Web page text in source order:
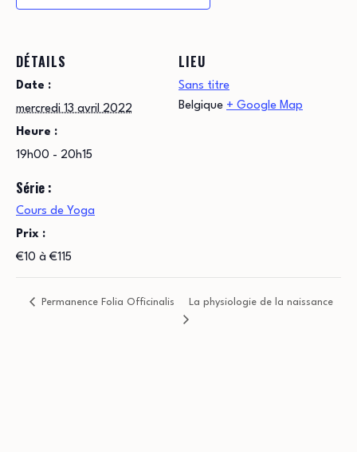
DÉTAILS
Date :
mercredi 13 avril 2022
Heure :
19h00 - 20h15
Série :
Cours de Yoga
Prix :
€10 à €115
LIEU
Sans titre
Belgique + Google Map
Permanence Folia Officinalis La physiologie de la naissance